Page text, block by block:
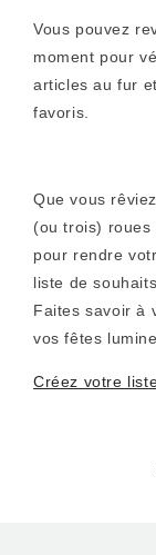
Vous pouvez
moment pour
articles au fur
favoris.
Que vous
(ou trois) roues
pour rendre
liste de
Faites savoir à
vos fêtes
Créez votre